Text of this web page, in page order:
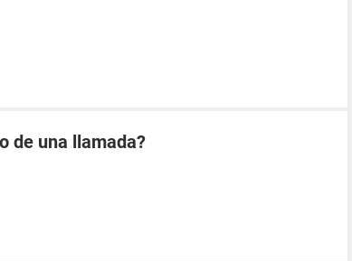
de una llamada?